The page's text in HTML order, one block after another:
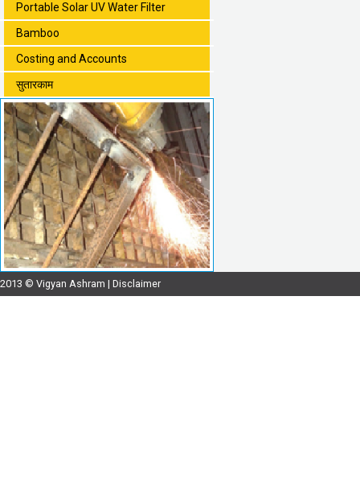
Portable Solar UV Water Filter
Bamboo
Costing and Accounts
सुतारकाम
2013 © Vigyan Ashram | Disclaimer